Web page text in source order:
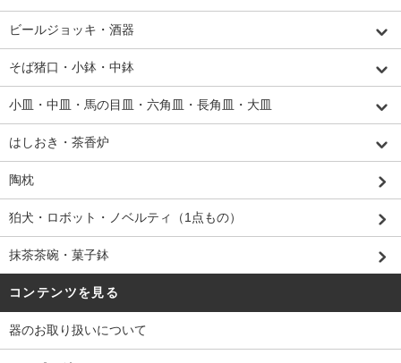
ビールジョッキ・酒器
そば猪口・小鉢・中鉢
小皿・中皿・馬の目皿・六角皿・長角皿・大皿
はしおき・茶香炉
陶枕
狛犬・ロボット・ノベルティ（1点もの）
抹茶茶碗・菓子鉢
コンテンツを見る
器のお取り扱いについて